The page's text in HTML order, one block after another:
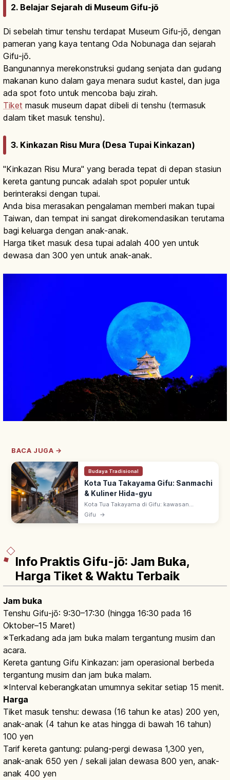
2. Belajar Sejarah di Museum Gifu-jō
Di sebelah timur tenshu terdapat Museum Gifu-jō, dengan
pameran yang kaya tentang Oda Nobunaga dan sejarah
Gifu-jō.
Bangunannya merekonstruksi gudang senjata dan gudang
makanan kuno dalam gaya menara sudut kastel, dan juga
ada spot foto untuk mencoba baju zirah.
Tiket masuk museum dapat dibeli di tenshu (termasuk
dalam tiket masuk tenshu).
3. Kinkazan Risu Mura (Desa Tupai Kinkazan)
"Kinkazan Risu Mura" yang berada tepat di depan stasiun
kereta gantung puncak adalah spot populer untuk
berinteraksi dengan tupai.
Anda bisa merasakan pengalaman memberi makan tupai
Taiwan, dan tempat ini sangat direkomendasikan terutama
bagi keluarga dengan anak-anak.
Harga tiket masuk desa tupai adalah 400 yen untuk
dewasa dan 300 yen untuk anak-anak.
BACA JUGA →
Budaya Tradisional
Kota Tua Takayama Gifu: Sanmachi
& Kuliner Hida-gyu
Kota Tua Takayama di Gifu: kawasan
pelestarian bangunan tradisional zaman
Gifu →
Info Praktis Gifu-jō: Jam Buka,
Harga Tiket & Waktu Terbaik
Jam buka
Tenshu Gifu-jō: 9:30–17:30 (hingga 16:30 pada 16
Oktober–15 Maret)
※Terkadang ada jam buka malam tergantung musim dan
acara.
Kereta gantung Gifu Kinkazan: jam operasional berbeda
tergantung musim dan jam buka malam.
※Interval keberangkatan umumnya sekitar setiap 15 menit.
Harga
Tiket masuk tenshu: dewasa (16 tahun ke atas) 200 yen,
anak-anak (4 tahun ke atas hingga di bawah 16 tahun)
100 yen
Tarif kereta gantung: pulang-pergi dewasa 1,300 yen,
anak-anak 650 yen / sekali jalan dewasa 800 yen, anak-
anak 400 yen